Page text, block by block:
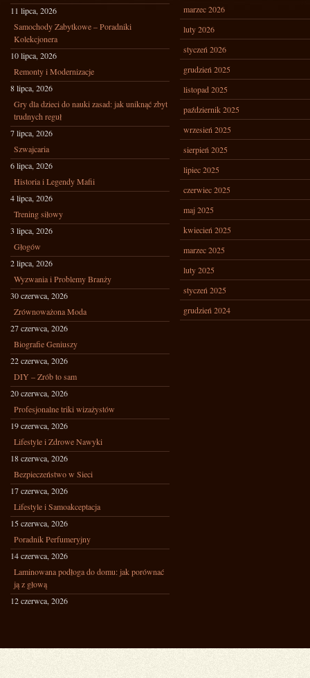
11 lipca, 2026
Samochody Zabytkowe – Poradniki
Kolekcjonera
10 lipca, 2026
Remonty i Modernizacje
8 lipca, 2026
Gry dla dzieci do nauki zasad: jak uniknąć zbyt
trudnych reguł
7 lipca, 2026
Szwajcaria
6 lipca, 2026
Historia i Legendy Mafii
4 lipca, 2026
Trening siłowy
3 lipca, 2026
Głogów
2 lipca, 2026
Wyzwania i Problemy Branży
30 czerwca, 2026
Zrównoważona Moda
27 czerwca, 2026
Biografie Geniuszy
22 czerwca, 2026
DIY – Zrób to sam
20 czerwca, 2026
Profesjonalne triki wizażystów
19 czerwca, 2026
Lifestyle i Zdrowe Nawyki
18 czerwca, 2026
Bezpieczeństwo w Sieci
17 czerwca, 2026
Lifestyle i Samoakceptacja
15 czerwca, 2026
Poradnik Perfumeryjny
14 czerwca, 2026
Laminowana podłoga do domu: jak porównać
ją z głową
12 czerwca, 2026
marzec 2026
luty 2026
styczeń 2026
grudzień 2025
listopad 2025
październik 2025
wrzesień 2025
sierpień 2025
lipiec 2025
czerwiec 2025
maj 2025
kwiecień 2025
marzec 2025
luty 2025
styczeń 2025
grudzień 2024